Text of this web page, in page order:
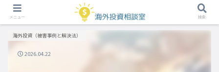
海外投資（被害事例と解決法）
2026.04.22
メニュー 検索